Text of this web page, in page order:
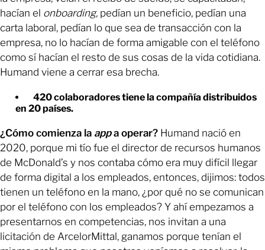
hacían el onboarding, pedían un beneficio, pedían una
carta laboral, pedían lo que sea de transacción con la
empresa, no lo hacían de forma amigable con el teléfono
como sí hacían el resto de sus cosas de la vida cotidiana.
Humand viene a cerrar esa brecha.
420 colaboradores tiene la compañía distribuidos
en 20 países.
¿Cómo comienza la appa operar? Humand nació en
2020, porque mi tío fue el director de recursos humanos
de McDonald’s y nos contaba cómo era muy difícil llegar
de forma digital a los empleados, entonces, dijimos: todos
tienen un teléfono en la mano, ¿por qué no se comunican
por el teléfono con los empleados? Y ahí empezamos a
presentarnos en competencias, nos invitan a una
licitación de ArcelorMittal, ganamos porque tenían el